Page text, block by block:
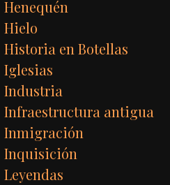
Henequén
Hielo
Historia en Botellas
Iglesias
Industria
Infraestructura antigua
Inmigración
Inquisición
Leyendas